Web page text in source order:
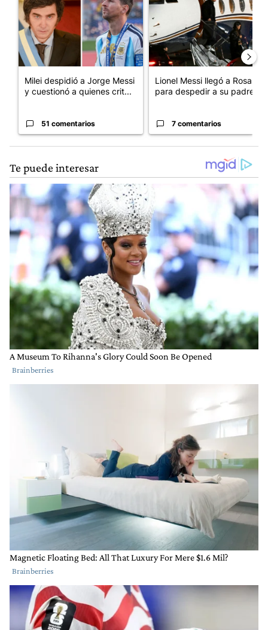
Milei despidió a Jorge Messi
y cuestionó a quienes crit...
51 comentarios
Lionel Messi llegó a Rosario
para despedir a su padre, ...
7 comentarios